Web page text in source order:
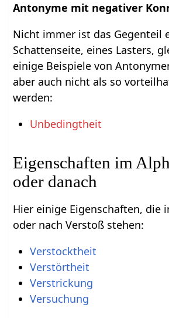
Antonyme mit negativer
Nicht immer ist das Gegenteil
Schattenseite, eines Lasters,
einige Beispiele von
aber auch nicht als so
werden:
Unbedingtheit
Eigenschaften im
oder danach
Hier einige Eigenschaften, die
oder nach Verstoß stehen:
Verstocktheit
Verstörtheit
Verstrickung
Versuchung